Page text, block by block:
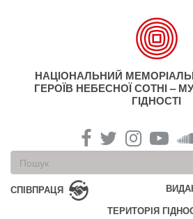
НАЦІОНАЛЬНИЙ
ГЕРОЇВ НЕБЕСНОЇ СОТНІ –
ГІДНОСТІ
Пошукова
форма
Пошук
СПІВПРАЦЯ
ТЕРИТОРІЯ